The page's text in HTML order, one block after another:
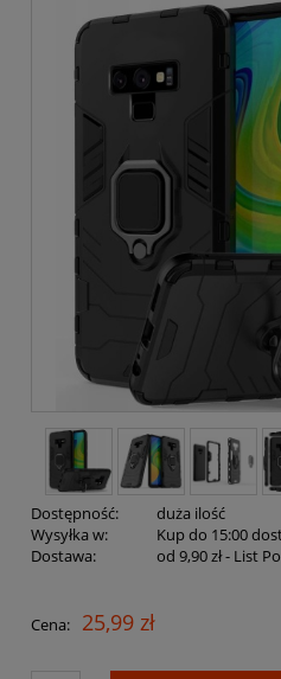
Dostępność:
duża ilość
Wysyłka w:
Kup do 15:00
Dostawa:
od 9,90 zł- List
Cena nie zawiera
Cena: 25,99 zł